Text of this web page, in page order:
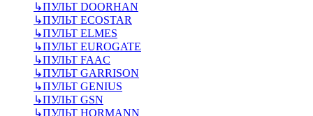
↳ПУЛЬТ DOORHAN
↳ПУЛЬТ ECOSTAR
↳ПУЛЬТ ELMES
↳ПУЛЬТ EUROGATE
↳ПУЛЬТ FAAC
↳ПУЛЬТ GARRISON
↳ПУЛЬТ GENIUS
↳ПУЛЬТ GSN
↳ПУЛЬТ HORMANN